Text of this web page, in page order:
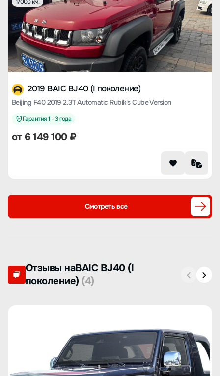
17000 км.
2019 BAIC BJ40 (I поколение)
Beijing F40 2019 2.3T Automatic Rubik's Cube Version
Гарантия 1 - 3 года
от 6 149 100₽
Смотреть все
Отзывы наBAIC BJ40 (I
поколение) (4)